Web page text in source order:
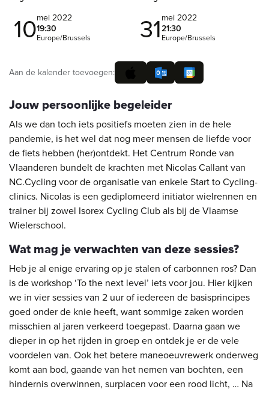
10mei 2022
19:30
Europe/Brussels 31 mei 2022
21:30
Europe/Brussels
Aan de kalender toevoegen:
Jouw persoonlijke begeleider
Als we dan toch iets positiefs moeten zien in de hele
pandemie, is het wel dat nog meer mensen de liefde voor
de fiets hebben (her)ontdekt. Het Centrum Ronde van
Vlaanderen bundelt de krachten met Nicolas Callant van
NC.Cycling voor de organisatie van enkele Start to Cycling-
clinics. Nicolas is een gediplomeerd initiator wielrennen en
trainer bij zowel Isorex Cycling Club als bij de Vlaamse
Wielerschool.
Wat mag je verwachten van deze sessies?
Heb je al enige ervaring op je stalen of carbonnen ros? Dan
is de workshop ‘To the next level’ iets voor jou. Hier kijken
we in vier sessies van 2 uur of iedereen de basisprincipes
goed onder de knie heeft, want sommige zaken worden
misschien al jaren verkeerd toegepast. Daarna gaan we
dieper in op het rijden in groep en ontdek je er de vele
voordelen van. Ook het betere maneoeuvrewerk onderweg
komt aan bod, gaande van het nemen van bochten, een
hindernis overwinnen, surplacen voor een rood licht, … Na